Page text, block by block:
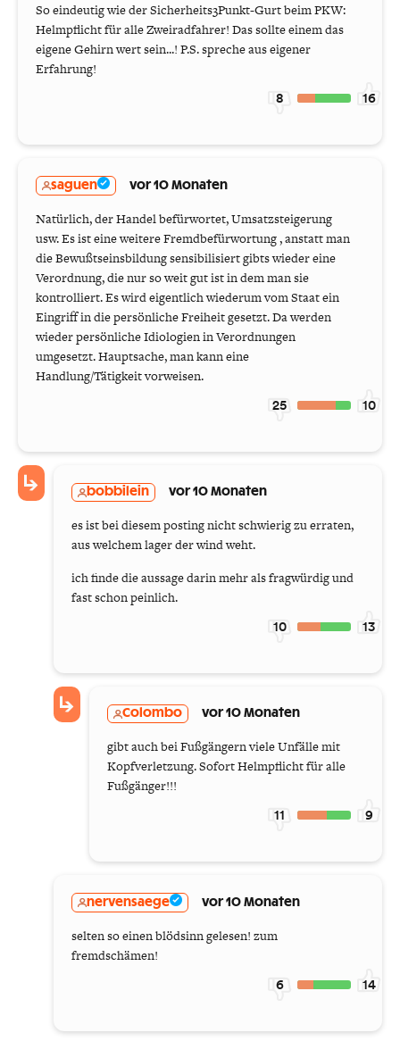
So eindeutig wie der Sicherheits3Punkt-Gurt beim PKW:
Helmpflicht für alle Zweiradfahrer! Das sollte einem das
eigene Gehirn wert sein...! P.S. spreche aus eigener
Erfahrung!
8 16
saguen vor 10 Monaten
Natürlich, der Handel befürwortet, Umsatzsteigerung
usw. Es ist eine weitere Fremdbefürwortung , anstatt man
die Bewußtseinsbildung sensibilisiert gibts wieder eine
Verordnung, die nur so weit gut ist in dem man sie
kontrolliert. Es wird eigentlich wiederum vom Staat ein
Eingriff in die persönliche Freiheit gesetzt. Da werden
wieder persönliche Idiologien in Verordnungen
umgesetzt. Hauptsache, man kann eine
Handlung/Tätigkeit vorweisen.
25 10
bobbilein vor 10 Monaten
es ist bei diesem posting nicht schwierig zu erraten,
aus welchem lager der wind weht.
ich finde die aussage darin mehr als fragwürdig und
fast schon peinlich.
10 13
Colombo vor 10 Monaten
gibt auch bei Fußgängern viele Unfälle mit
Kopfverletzung. Sofort Helmpflicht für alle
Fußgänger!!!
11 9
nervensaege vor 10 Monaten
selten so einen blödsinn gelesen! zum
fremdschämen!
6 14